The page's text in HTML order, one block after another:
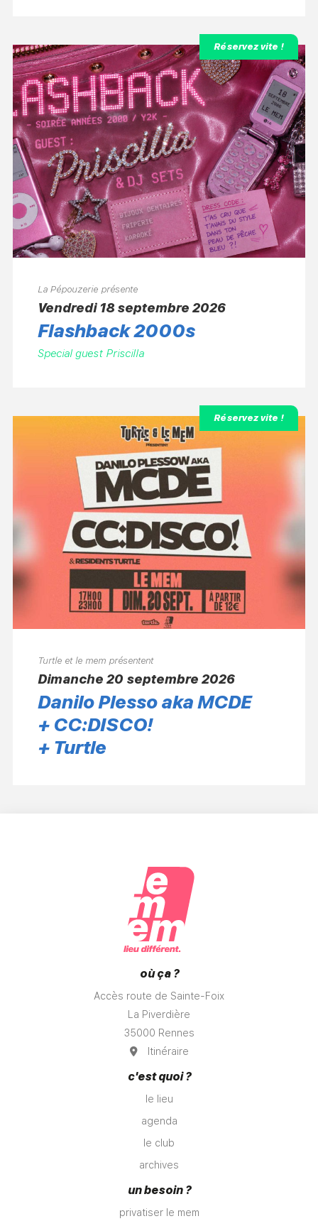
Réservez vite !
La Pépouzerie présente
vendredi 18 septembre 2026
Flashback 2000s
Special guest Priscilla
Réservez vite !
Turtle et le mem présentent
dimanche 20 septembre 2026
Danilo Plesso aka MCDE
+ CC:DISCO!
+ Turtle
où ça ?
Accès route de Sainte-Foix
La Piverdière
35000 Rennes
Itinéraire
c'est quoi ?
le lieu
agenda
le club
archives
un besoin ?
privatiser le mem